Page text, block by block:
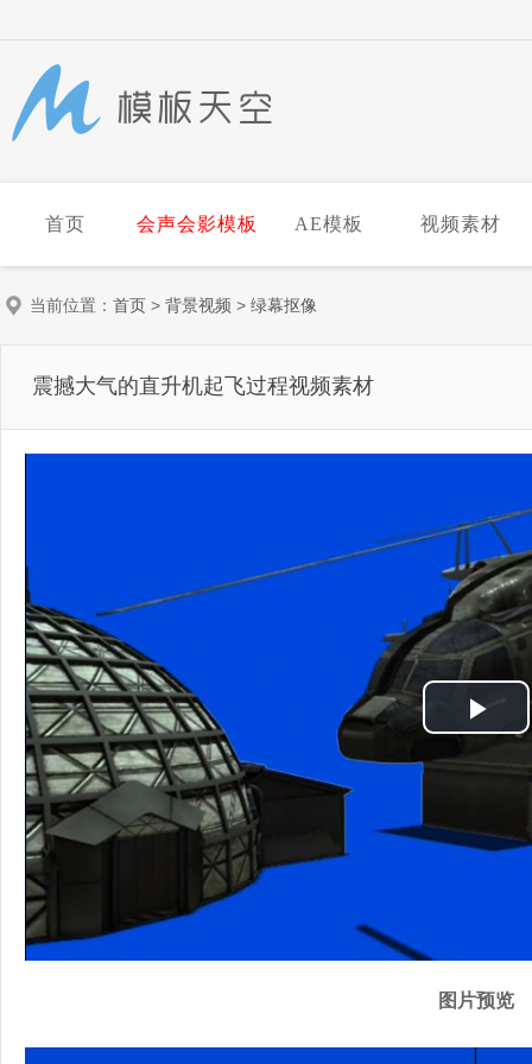
首页 会声会影模板 AE模板 视频素材
当前位置： 首页 > 背景视频 > 绿幕抠像
震撼大气的直升机起飞过程视频素材
P
a
i
d
图片预览